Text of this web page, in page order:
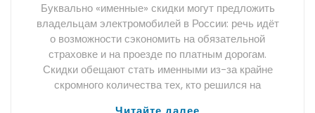
Буквально «именные» скидки могут предложить
владельцам электромобилей в России: речь идёт
о возможности сэкономить на обязательной
страховке и на проезде по платным дорогам.
Скидки обещают стать именными из-за крайне
скромного количества тех, кто решился на